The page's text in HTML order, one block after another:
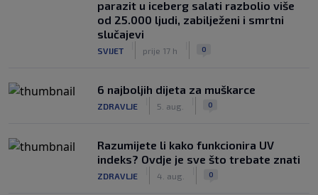
parazit u iceberg salati razbolio više
od 25.000 ljudi, zabilježeni i smrtni
slučajevi
SVIJET prije 17 h 0
6 najboljih dijeta za muškarce
ZDRAVLJE 5. aug. 0
Razumijete li kako funkcionira UV
indeks? Ovdje je sve što trebate znati
ZDRAVLJE 4. aug. 0